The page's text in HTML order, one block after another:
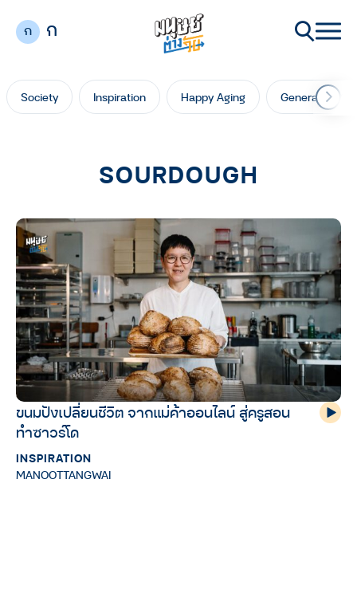
ก ก
Society Inspiration Happy Aging Generation
SOURDOUGH
ขนมปังเปลี่ยนชีวิต จากแม่ค้าออนไลน์ สู่ครูสอน
ทำซาวร์โด
INSPIRATION
MANOOTTANGWAI